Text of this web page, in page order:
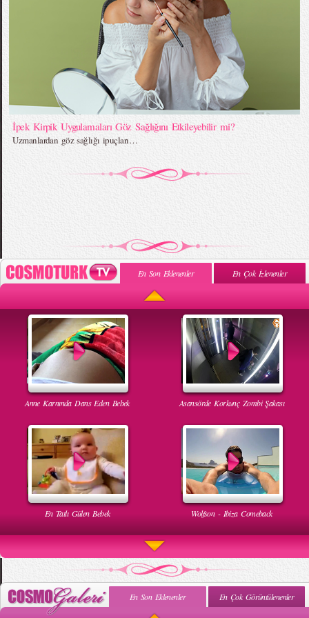
İpek Kirpik Uygulamaları Göz Sağlığını Etkileyebilir mi?
Uzmanlardan göz sağlığı ipuçları…
En Son Eklenenler En Çok İzlenenler
Anne Karnında Dans Eden Bebek Asansörde Korkunç Zombi Şakası
En Tatlı Gülen Bebek Wolfson - Ibiza Comeback
En Son Eklenenler En Çok Görüntülenenler